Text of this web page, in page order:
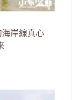
岸線真心